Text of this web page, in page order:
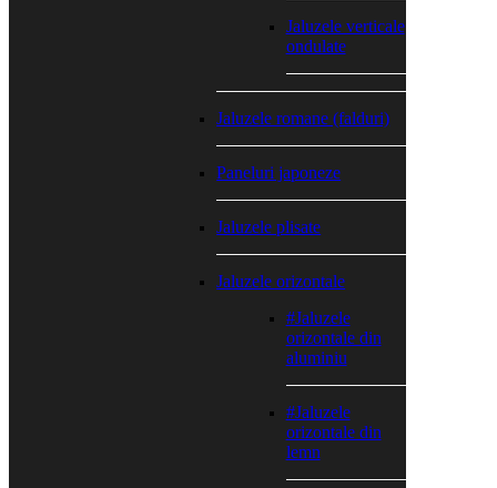
Jaluzele verticale
ondulate
Jaluzele romane (falduri)
Paneluri japoneze
Jaluzele plisate
Jaluzele orizontale
#Jaluzele
orizontale din
aluminiu
#Jaluzele
orizontale din
lemn